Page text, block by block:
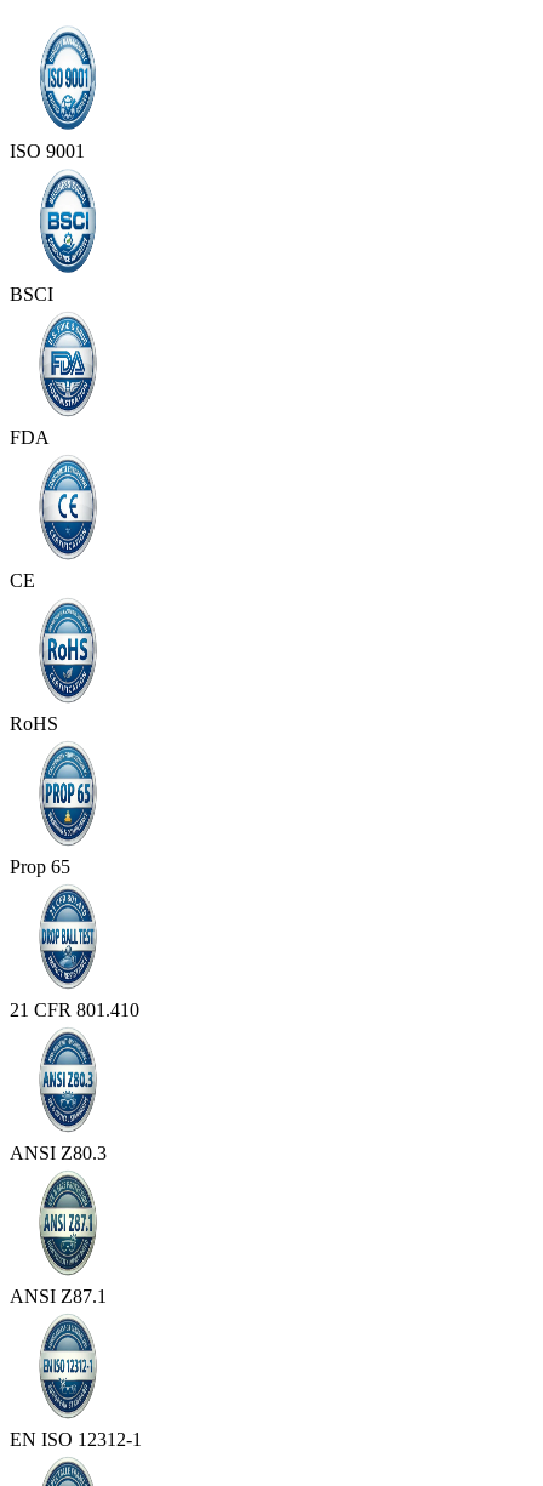
ISO 9001
BSCI
FDA
CE
RoHS
Prop 65
21 CFR 801.410
ANSI Z80.3
ANSI Z87.1
EN ISO 12312-1